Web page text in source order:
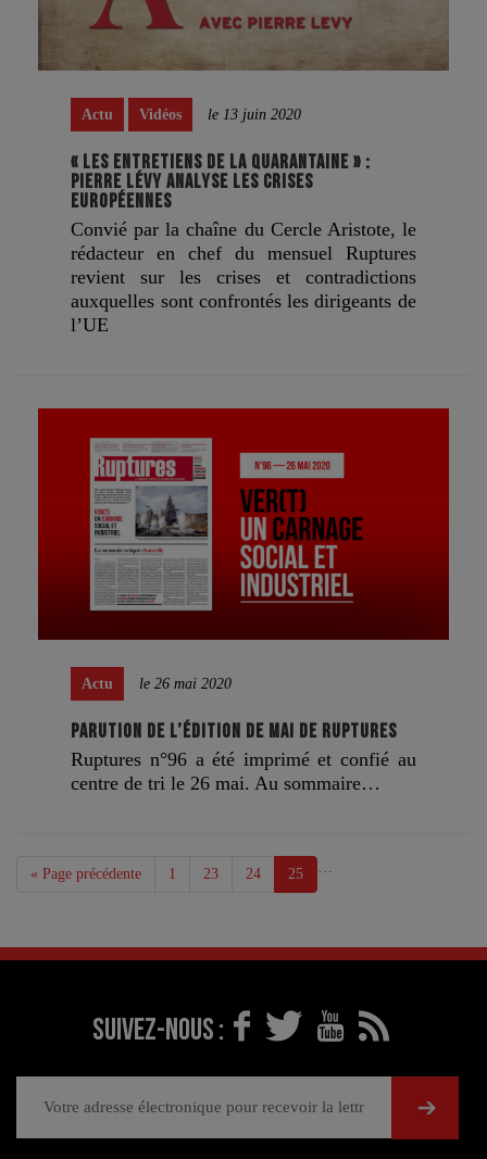
Actu Vidéos le 13 juin 2020
« LES ENTRETIENS DE LA QUARANTAINE » :
PIERRE LÉVY ANALYSE LES CRISES
EUROPÉENNES
Convié par la chaîne du Cercle Aristote, le
rédacteur en chef du mensuel Ruptures
revient sur les crises et contradictions
auxquelles sont confrontés les dirigeants de
l’UE
Actu le 26 mai 2020
PARUTION DE L’ÉDITION DE MAI DE RUPTURES
Ruptures n°96 a été imprimé et confié au
centre de tri le 26 mai. Au sommaire…
« Page précédente 1 …
23 24 25
Suivez-nous :